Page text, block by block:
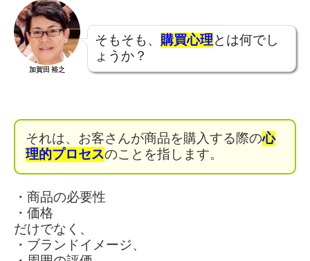
加賀田 裕之
そもそも、 購買心理とは何でし
ょうか？
それは、お客さんが商品を購入する際の心
理的プロセスのことを指します。
・商品の必要性
・価格
だけでなく、
・ブランドイメージ、